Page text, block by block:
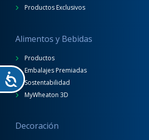
Productos Exclusivos
Alimentos y Bebidas
Productos
Embalajes Premiadas
Sostentabilidad
MyWheaton 3D
Decoración